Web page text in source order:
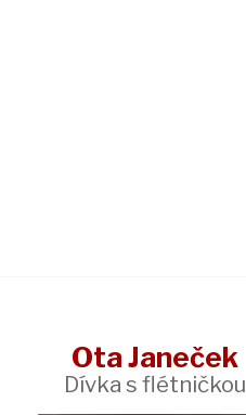
Ota Janeček
Dívka s flétničkou